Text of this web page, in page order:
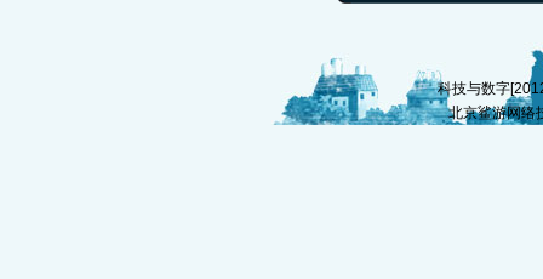
科技与数字
北京鲨游网络